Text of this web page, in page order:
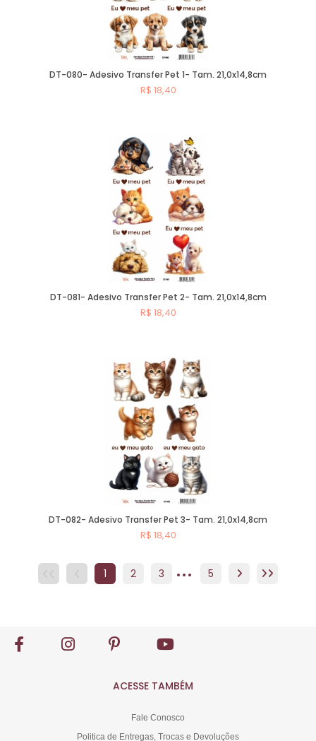
DT-080- Adesivo Transfer Pet 1- Tam. 21,0x14,8cm
R$ 18,40
DT-081- Adesivo Transfer Pet 2- Tam. 21,0x14,8cm
R$ 18,40
DT-082- Adesivo Transfer Pet 3- Tam. 21,0x14,8cm
R$ 18,40
Comprar
1 2 3 4
... 5
ACESSE TAMBÉM
Fale Conosco
Politica de Entregas, Trocas e Devoluções